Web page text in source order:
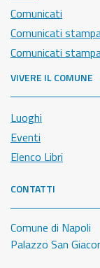
Comunicati
Comunicati
Comunicati
VIVERE IL COMUNE
Luoghi
Eventi
Elenco Libri
CONTATTI
Comune di Napoli
Palazzo San